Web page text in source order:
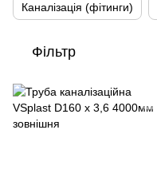
Каналізація (фітинги)
Фільтр